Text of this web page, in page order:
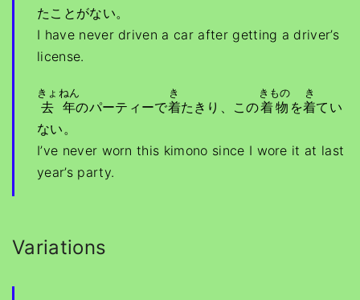
たことがない。
I have never driven a car after getting a driver’s
license.
去年
きょねん
のパーティーで着
き
たきり、この着物
きもの
を着
き
てい
ない。
I’ve never worn this kimono since I wore it at last
year’s party.
Variations